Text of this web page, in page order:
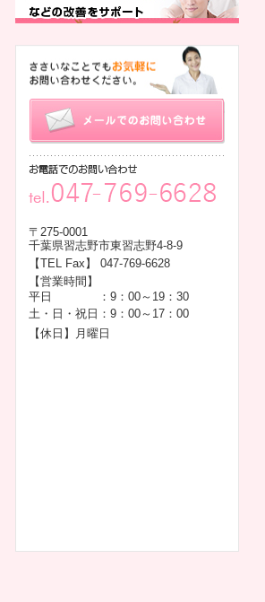
〒275-0001
千葉県習志野市東習志野4-8-9
【TEL Fax】 047-769-6628
【営業時間】
平日
：9：00～19：30
土・日・祝日 ：9：00～17：00
【休日】月曜日